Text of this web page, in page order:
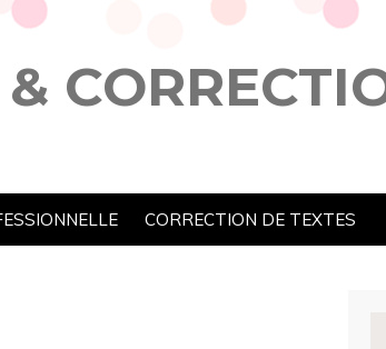
CORRECTION DE TEXTES